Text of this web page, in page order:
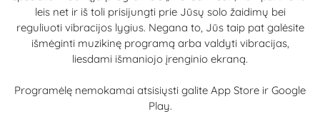
leis net ir iš toli prisijungti prie Jūsų solo žaidimų bei
reguliuoti vibracijos lygius. Negana to, Jūs taip pat galėsite
išmėginti muzikinę programą arba valdyti vibracijas,
liesdami išmaniojo įrenginio ekraną.
Programėlę nemokamai atsisiųsti galite App Store ir Google
Play.